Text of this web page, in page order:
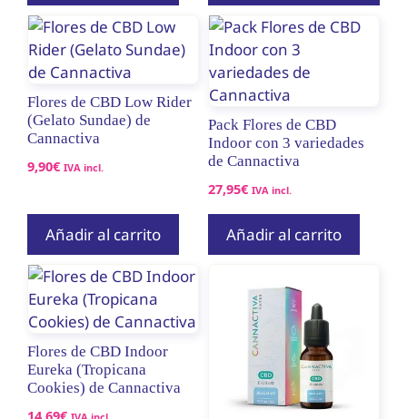
hasta
19,90€
Flores de CBD Low Rider
(Gelato Sundae) de
Cannactiva
9,90€ IVA incl.
Añadir al carrito
Pack Flores de CBD
Indoor con 3 variedades
de Cannactiva
27,95€ IVA incl.
Añadir al carrito
Flores de CBD Indoor
Eureka (Tropicana
Cookies) de Cannactiva
14,69€ IVA incl.